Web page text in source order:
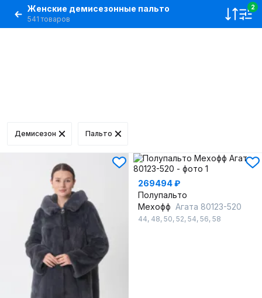
Женские демисезонные пальто
541 товаров
2
Демисезон Пальто
269494 ₽
Полупальто
Мехофф Агата 80123-520
44, 48, 50, 52, 54, 56, 58